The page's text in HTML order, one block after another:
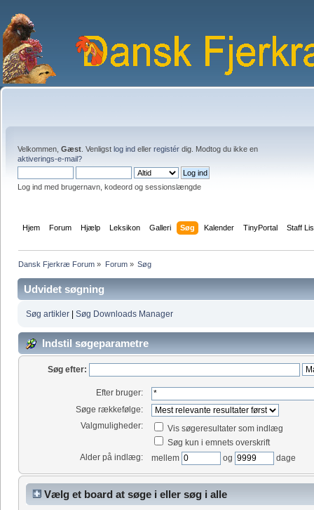
Velkommen, Gæst . Venligst log ind eller registér dig. Modtog du ikke en
aktiverings-e-mail?
Log ind med brugernavn, kodeord og sessionslængde
Hjem Forum Hjælp Leksikon Galleri Søg Kalender TinyPortal Staff
Dansk Fjerkræ Forum » Forum» Søg
Udvidet søgning
Søg artikler |Søg Downloads Manager
Indstil søgeparametre
Søg efter:
Efter bruger:
Søge rækkefølge:
Valgmuligheder:
Vis søgeresultater som indlæg
Søg kun i emnets overskrift
Alder på indlæg:
mellem og dage
Vælg et board at søge i eller søg i alle